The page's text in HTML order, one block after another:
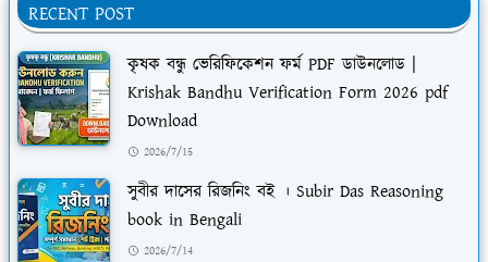
RECENT POST
কৃষক বন্ধু ভেরিফিকেশন ফর্ম PDF ডাউনলোড |
Krishak Bandhu Verification Form 2026 pdf
Download
2026/7/15
সুবীর দাসের রিজনিং বই । Subir Das Reasoning
book in Bengali
2026/7/14